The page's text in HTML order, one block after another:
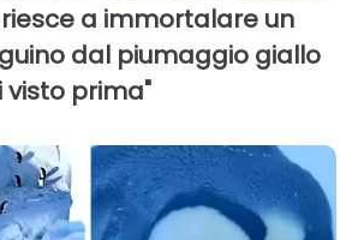
a immortalare un
dal piumaggio giallo
prima"